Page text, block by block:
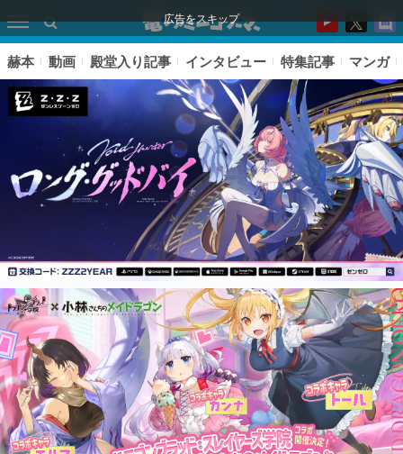
広告をスキップ
ピックアップ
電ファミのいま読まれている記事ランキング
アプリセール情報
インタビュー
赫本 動画 殿堂入り記事 インタビュー 特集記事 マンガ